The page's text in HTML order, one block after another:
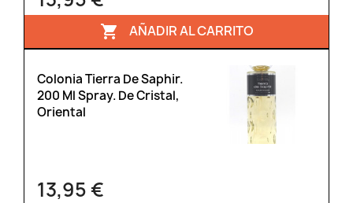
 AÑADIR AL CARRITO
Colonia Tierra De Saphir.
200 Ml Spray. De Cristal,
Oriental
13,95 €